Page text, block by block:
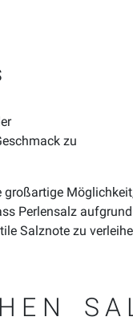
zu
Perlensalz
Salznote zu